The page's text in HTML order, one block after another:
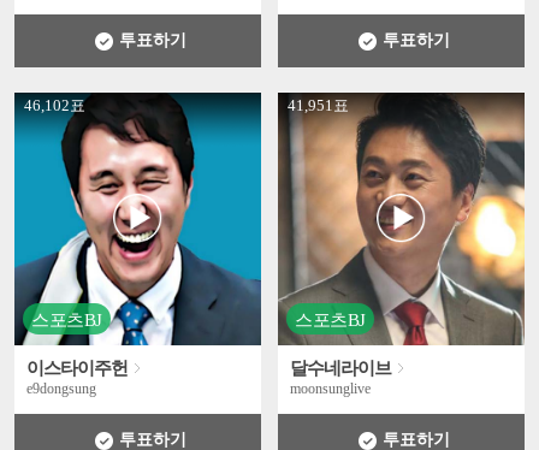
투표하기 투표하기
스포츠BJ
46,102표
' +
이스타이주헌
e9dongsung
투표하기
스포츠BJ
41,951표
' +
달수네라이브
moonsunglive
투표하기